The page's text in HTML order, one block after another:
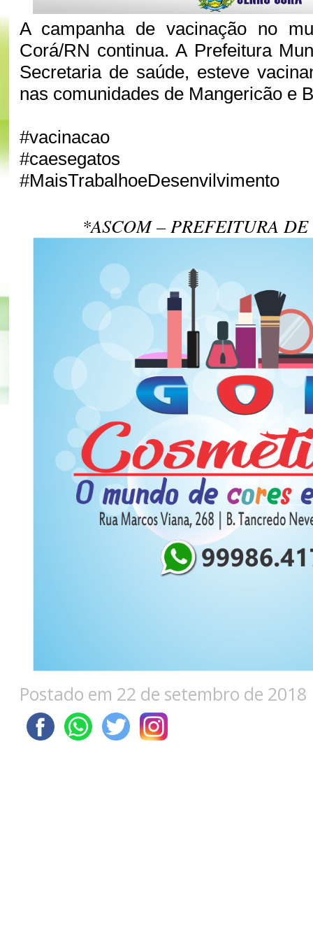
A campanha de vacinação no
Corá/RN continua. A Prefeitura
Secretaria de saúde, esteve
nas comunidades de Mangericão e
#vacinacao
#caesegatos
#MaisTrabalhoeDesenvilvimento
*ASCOM – PREFEITURA DE
Postado em 22 de setembro de 2018